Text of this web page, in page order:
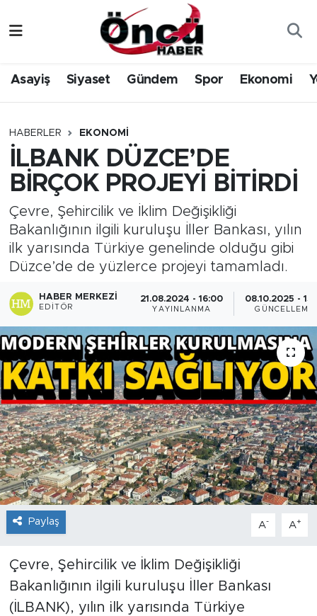
Asayiş Siyaset Gündem Spor Ekonomi
HABERLER EKONOMI
İLBANK DÜZCE’DE
BİRÇOK PROJEYİ BİTİRDİ
Çevre, Şehircilik ve İklim Değişikliği
Bakanlığının ilgili kuruluşu İller Bankası, yılın
ilk yarısında Türkiye genelinde olduğu gibi
Düzce’de de yüzlerce projeyi tamamladı.
HABER MERKEZI
EDITÖR
21.08.2024 - 16:00
YAYINLANMA
08.10.2025 -
GÜNCELLEME
Paylaş A- A+
Çevre, Şehircilik ve İklim Değişikliği
Bakanlığının ilgili kuruluşu İller Bankası
(İLBANK), yılın ilk yarısında Türkiye
Gündem
Sağlık & Çevre
Spor
Siyaset
Yerel Haber
Öncü Radyo Dinle
Öncü TV İzle
Düzce Nöbetçi Eczaneler
Düzce Hava Durumu
Düzce Namaz Vakitleri
Düzce Trafik Yoğunluk Haritası
Süper Lig Puan Durumu ve Fikstür
Tüm Manşetler
Son Dakika Haberleri
Haber Arşivi